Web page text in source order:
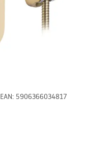
EAN: 5906366034817